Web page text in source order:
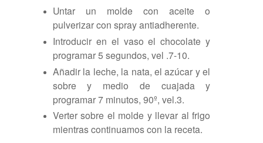
Untar un molde con aceite o
pulverizar con spray antiadherente.
Introducir en el vaso el chocolate y
programar 5 segundos, vel .7-10.
Añadir la leche, la nata, el azúcar y el
sobre y medio de cuajada y
programar 7 minutos, 90º, vel.3.
Verter sobre el molde y llevar al frigo
mientras continuamos con la receta.